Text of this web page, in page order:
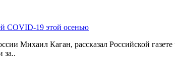
COVID-19 этой осенью
Михаил Каган, рассказал Российской
за..